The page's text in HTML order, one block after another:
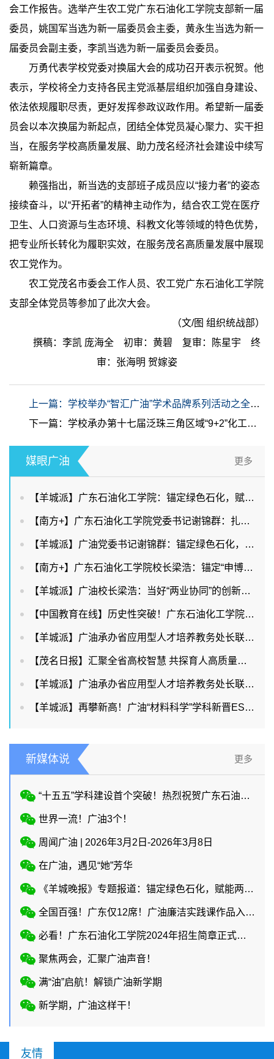
会工作报告。选举产生农工党广东石油化工学院支部新一届
委员，姚国军当选为新一届委员会主委，黄永生当选为新一
届委员会副主委，李凯当选为新一届委员会委员。
万勇代表学校党委对换届大会的成功召开表示祝贺。他
表示，学校将全力支持各民主党派基层组织加强自身建设、
依法依规履职尽责，更好发挥参政议政作用。希望新一届委
员会以本次换届为新起点，团结全体党员凝心聚力、实干担
当，在服务学校高质量发展、助力茂名经济社会建设中续写
崭新篇章。
赖强指出，新当选的支部班子成员应以“接力者”的姿态
接续奋斗，以“开拓者”的精神主动作为，结合农工党在医疗
卫生、人口资源与生态环境、科教文化等领域的特色优势，
把专业所长转化为履职实效，在服务茂名高质量发展中展现
农工党作为。
农工党茂名市委会工作人员、农工党广东石油化工学院
支部全体党员等参加了此次大会。
（文/图 组织统战部）
撰稿：李凯 庞海全 初审：黄碧 复审：陈星宇 终
审：张海明 贺嫁姿
上一篇：学校举办“智汇广油”学术品牌系列活动之全球视域下生成式AI赋能教育教学与​高阶能力培养研讨会
下一篇：学校承办第十七届泛珠三角区域“9+2”化工专业本科教学工作会
媒眼广油 更多
【羊城派】广东石油化工学院：锚定绿色石化，赋能两业协同
【南方+】广东石油化工学院党委书记谢锦群：扎根石化产业，赋能广东现代化产业体系建设
【羊城派】广油党委书记谢锦群：锚定绿色石化，赋能两业协同
【南方+】广东石油化工学院校长梁浩：锚定“申博改大”目标，持续提升服务能级
【羊城派】广油校长梁浩：当好“两业协同”的创新策源者和人才供给者
【中国教育在线】历史性突破！广东石油化工学院首获省教学成果奖特等奖，多项数据创新高！
【羊城派】广油承办省应用型人才培养教务处长联盟大会 共探教育教学创新
【茂名日报】汇聚全省高校智慧 共探育人高质量路径
【羊城派】广油承办省应用型人才培养教务处长联盟大会共探教育教学创新
【羊城派】再攀新高！广油“材料科学”学科新晋ESI全球前1%
新媒体说 更多
“十五五”学科建设首个突破！热烈祝贺广东石油化工学院“材料科学”学科新晋ESI全球前1%。这是学校在“十五五”开局之年取得的重大成果，学校ESI全球前1%学科数增至4个：工程学、化学、环境/生态学、材料科学。
世界一流！广油3个！
周闻广油 | 2026年3月2日-2026年3月8日
在广油，遇见“她”芳华
《羊城晚报》专题报道：锚定绿色石化，赋能两业协同
全国百强！广东仅12席！广油廉洁实践课作品入选教育部廉洁教育系列活动！
必看！广东石油化工学院2024年招生简章正式上线
聚焦两会，汇聚广油声音！
满“油”启航！解锁广油新学期
新学期，广油这样干！
友情